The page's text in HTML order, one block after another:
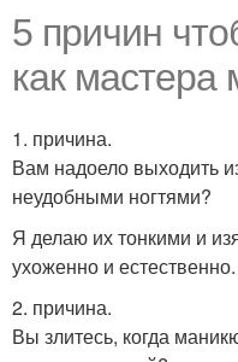
5 причин
как мастера
1. причина.
Вам надоело выходить
неудобными ногтями?
Я делаю их тонкими и
ухоженно и естественно.
2. причина.
Вы злитесь, когда